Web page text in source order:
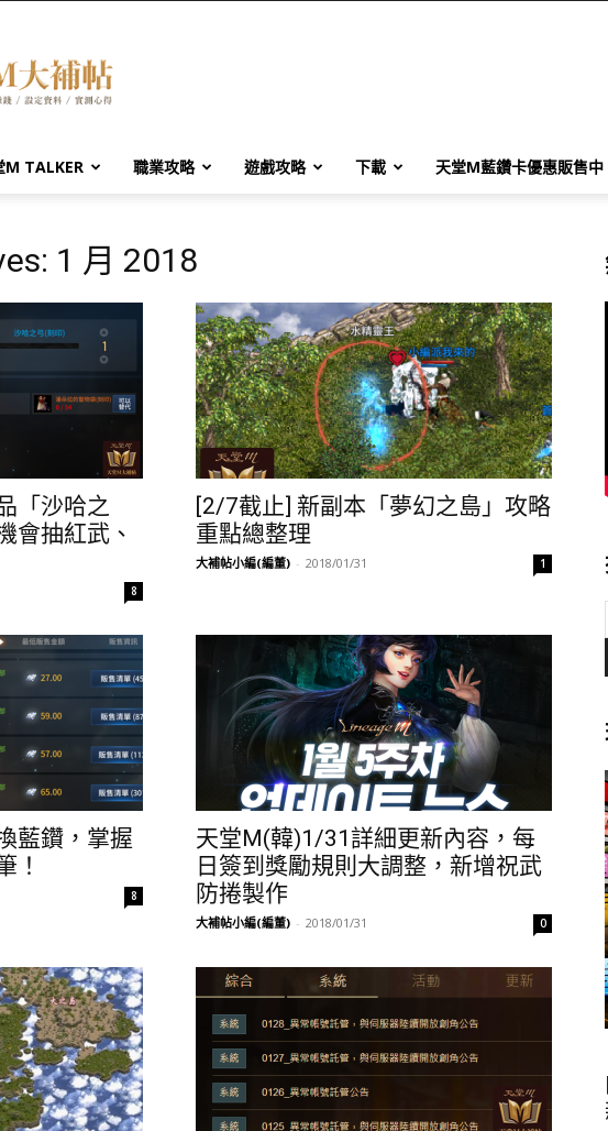
M TALKER 職業攻略 遊戲攻略 下載 天堂M藍鑽卡優惠販售中
1 月 2018
「沙哈之
會抽紅武、
8
[2/7截止] 新副本「夢幻之島」攻略
重點總整理
大補帖小編(編董) - 2018/01/31 1
藍鑽，掌握
！
8
天堂M(韓)1/31詳細更新內容，每
日簽到獎勵規則大調整，新增祝武
防捲製作
大補帖小編(編董) - 2018/01/31 0